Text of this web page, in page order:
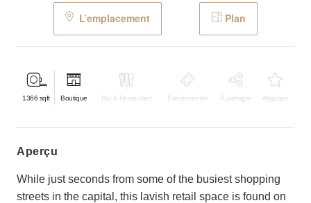
L’emplacement Plan
1366 sqft Boutique Bar & Restaurant Événementiel À partager Atypique
aperçu
While just seconds from some of the busiest shopping
streets in the capital, this lavish retail space is found on